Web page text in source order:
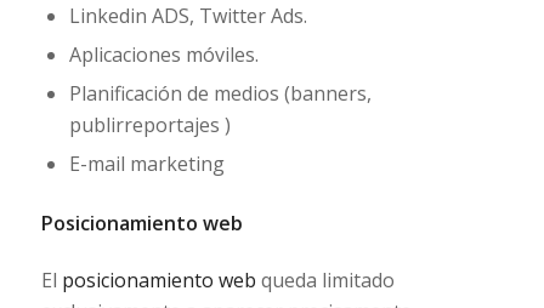
Linkedin ADS, Twitter Ads.
Aplicaciones móviles.
Planificación de medios (banners,
publirreportajes )
E-mail marketing
Posicionamiento web
El posicionamiento web queda limitado